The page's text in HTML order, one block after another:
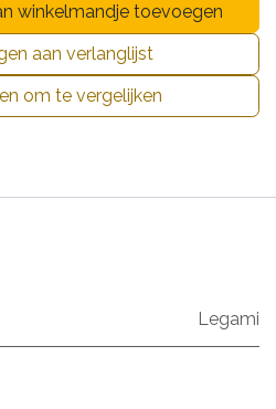
winkelmandje toevoegen
om te vergelijken
aan verlanglijst
Legami